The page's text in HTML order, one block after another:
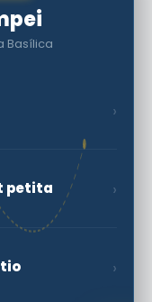
Basílica
›
petita ›
›